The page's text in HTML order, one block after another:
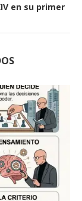
en su primer